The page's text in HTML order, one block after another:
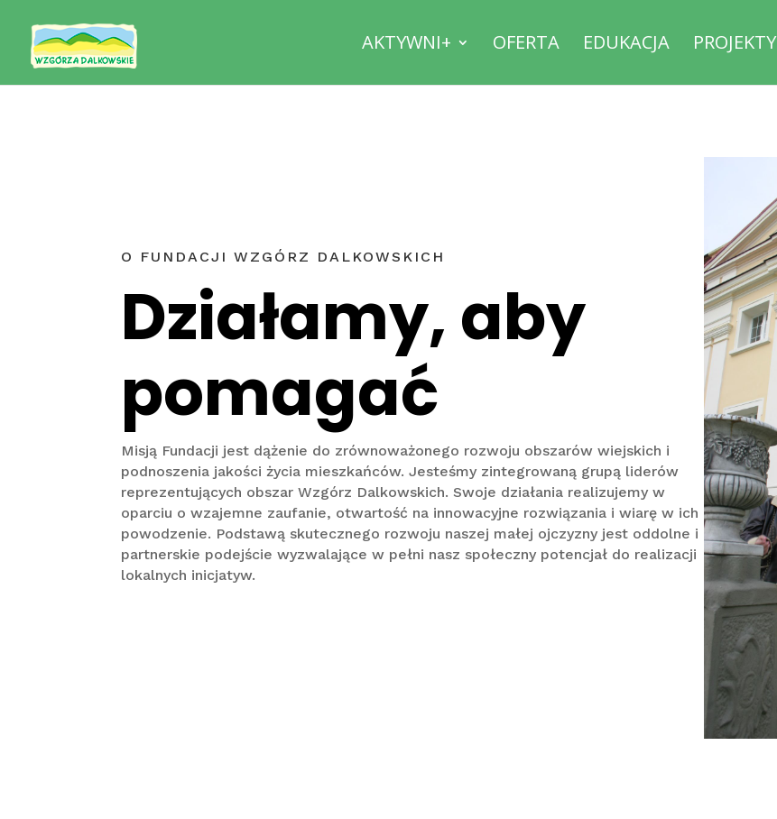
AKTYWNI+ OFERTA EDUKACJA PROJEKTY
O FUNDACJI WZGÓRZ DALKOWSKICH
Działamy, aby
pomagać
Misją Fundacji jest dążenie do zrównoważonego rozwoju obszarów wiejskich i
podnoszenia jakości życia mieszkańców. Jesteśmy zintegrowaną grupą liderów
reprezentujących obszar Wzgórz Dalkowskich. Swoje działania realizujemy w
oparciu o wzajemne zaufanie, otwartość na innowacyjne rozwiązania i wiarę w ich
powodzenie. Podstawą skutecznego rozwoju naszej małej ojczyzny jest oddolne i
partnerskie podejście wyzwalające w pełni nasz społeczny potencjał do realizacji
lokalnych inicjatyw.